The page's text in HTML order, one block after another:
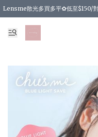
Lensme散光多買多平✿低至$150/
台灣Karacon⁩✧日拋 特價清貨❁⃘
日本韓國多款日/月拋現貨☼ 特價❤︎數
🇰🇷韓國多款月拋現貨 特價兩對
精選商品，任選買2件或以上9 折；
精選商品，任選買2件HKD 140.00
精選商品，任選買2件HKD 190.00
精選商品，任選買2件HKD 110.00
精選商品，任選買2件HKD 170.00
精選商品，任選買2件或以上減HKD
精選商品，任選買2件或以上減HKD
精選商品，任選買2件或以上95 折
精選商品，任選買12件或以上87 折
精選商品，任選買2件或以上減
精選商品，任選買2件或以上95 折
購物滿 HKD 800.00即享免運費優